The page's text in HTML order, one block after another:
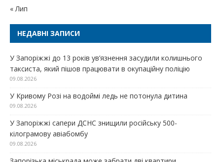
« Лип
НЕДАВНІ ЗАПИСИ
У Запоріжжі до 13 років ув’язнення засудили колишнього
таксиста, який пішов працювати в окупаційну поліцію
09.08.2026
У Кривому Розі на водоймі ледь не потонула дитина
09.08.2026
У Запоріжжі сапери ДСНС знищили російську 500-
кілограмову авіабомбу
09.08.2026